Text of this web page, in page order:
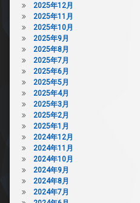
2025年12月
2025年11月
2025年10月
2025年9月
2025年8月
2025年7月
2025年6月
2025年5月
2025年4月
2025年3月
2025年2月
2025年1月
2024年12月
2024年11月
2024年10月
2024年9月
2024年8月
2024年7月